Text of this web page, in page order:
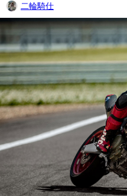
二輪騎仕